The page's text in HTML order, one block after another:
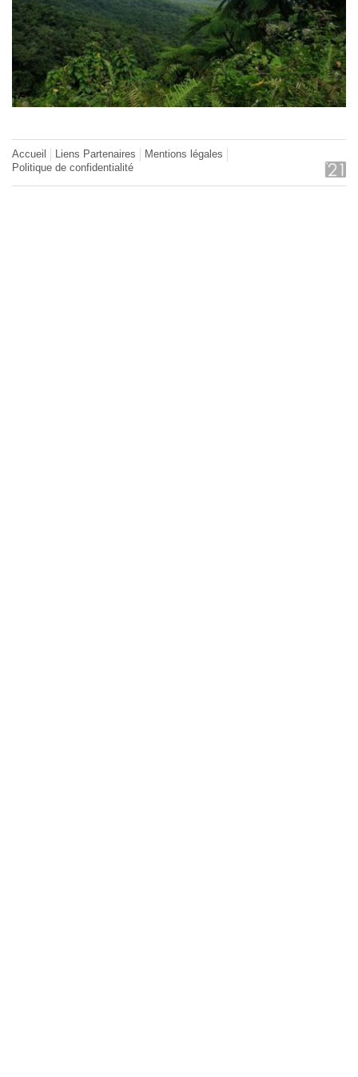
Accueil Liens Partenaires
Mentions légales
Politique de confidentialité